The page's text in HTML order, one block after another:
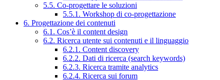
5.5. Co-progettare le soluzioni
5.5.1. Workshop di co-progettazione
6. Progettazione dei contenuti
6.1. Cos’è il content design
6.2. Ricerca utente sui contenuti e il linguaggio
6.2.1. Content discovery
6.2.2. Dati di ricerca (search keywords)
6.2.3. Ricerca tramite analytics
6.2.4. Ricerca sui forum